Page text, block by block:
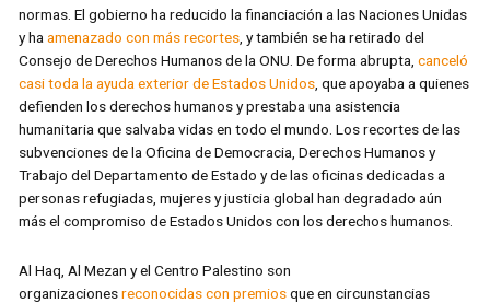
normas. El gobierno ha reducido la financiación a las Naciones Unidas
y haamenazado con más recortes , y también se ha retirado del
Consejo de Derechos Humanos de la ONU. De forma abrupta,canceló
casi toda la ayuda exterior de Estados Unidos , que apoyaba a quienes
defienden los derechos humanos y prestaba una asistencia
humanitaria que salvaba vidas en todo el mundo. Los recortes de las
subvenciones de la Oficina de Democracia, Derechos Humanos y
Trabajo del Departamento de Estado y de las oficinas dedicadas a
personas refugiadas, mujeres y justicia global han degradado aún
más el compromiso de Estados Unidos con los derechos humanos.
Al Haq, Al Mezan y el Centro Palestino son
organizacionesreconocidas con premiosque en circunstancias